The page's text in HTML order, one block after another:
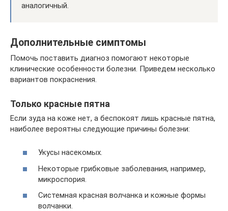
аналогичный.
Дополнительные симптомы
Помочь поставить диагноз помогают некоторые
клинические особенности болезни. Приведем несколько
вариантов покраснения.
Только красные пятна
Если зуда на коже нет, а беспокоят лишь красные пятна,
наиболее вероятны следующие причины болезни:
Укусы насекомых.
Некоторые грибковые заболевания, например,
микроспория.
Системная красная волчанка и кожные формы
волчанки.